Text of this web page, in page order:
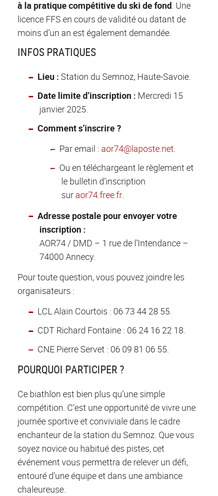
à la pratique compétitive du ski de fond . Une
licence FFS en cours de validité ou datant de
moins d’un an est également demandée.
INFOS PRATIQUES
Lieu : Station du Semnoz, Haute-Savoie.
Date limite d’inscription : Mercredi 15
janvier 2025.
Comment s’inscrire ?
Par email : aor74@laposte.net.
Ou en téléchargeant le règlement et
le bulletin d’inscription
sur aor74.free.fr.
Adresse postale pour envoyer votre
inscription :
AOR74 / DMD – 1 rue de l’Intendance –
74000 Annecy.
Pour toute question, vous pouvez joindre les
organisateurs :
LCL Alain Courtois : 06 73 44 28 55.
CDT Richard Fontaine : 06 24 16 22 18.
CNE Pierre Servet : 06 09 81 06 55.
POURQUOI PARTICIPER ?
Ce biathlon est bien plus qu’une simple
compétition. C’est une opportunité de vivre une
journée sportive et conviviale dans le cadre
enchanteur de la station du Semnoz. Que vous
soyez novice ou habitué des pistes, cet
événement vous permettra de relever un défi,
entouré d’une équipe et dans une ambiance
chaleureuse.